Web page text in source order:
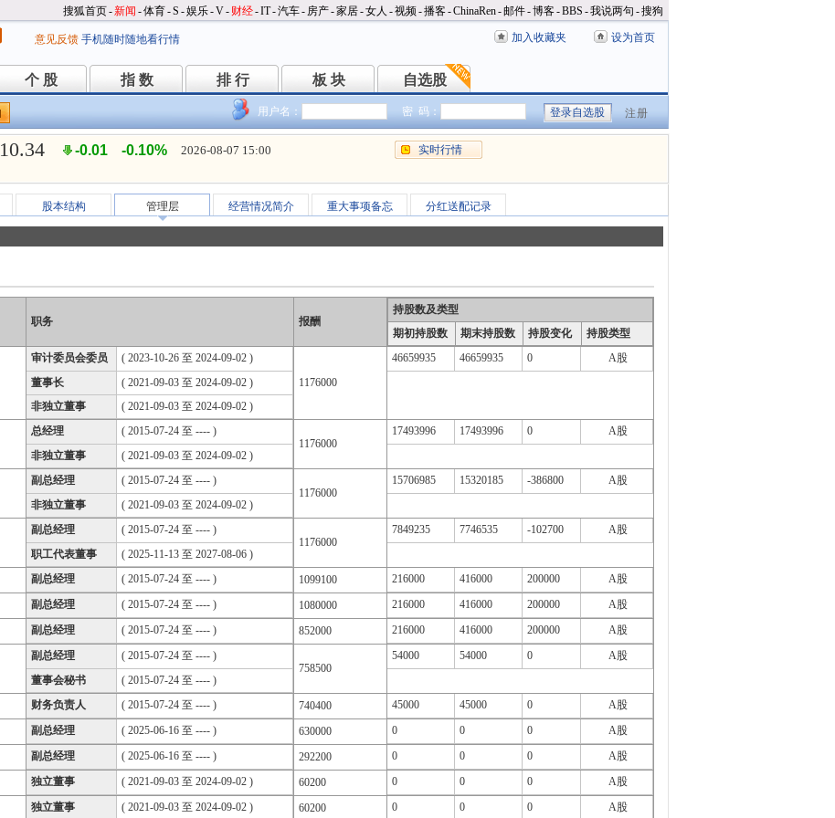
搜狐首页-新闻 -体育-S -娱乐-V- 财经-IT-汽车- 房产-家居-女人 -视频-播客-ChinaRen-邮件-博客-BBS -我说两句 -搜狗
意见反馈 手机随时随地看行情 加入收藏夹 设为首页
个 股
个 股 指 数
指 数 排 行
排 行 板 块
板 块 自选股
自选股
用户名： 密 码： 注册
10.34 -0.01 -0.10% 2026-08-07 15:00 实时行情
股本结构 管理层 经营情况简介 重大事项备忘 分红送配记录
职务 报酬
持股数及类型
期初持股数
期末持股数 持股变化 持股类型
审计委员会委员
( 2023-10-26 至 2024-09-02 )
董事长
( 2021-09-03 至 2024-09-02 )
非独立董事
( 2021-09-03 至 2024-09-02 )
1176000
46659935 46659935 0 A股
总经理
( 2015-07-24 至 ---- )
非独立董事
( 2021-09-03 至 2024-09-02 )
1176000
17493996 17493996 0 A股
副总经理
( 2015-07-24 至 ---- )
非独立董事
( 2021-09-03 至 2024-09-02 )
1176000
15706985 15320185 -386800 A股
副总经理
( 2015-07-24 至 ---- )
职工代表董事
( 2025-11-13 至 2027-08-06 )
1176000
7849235 7746535 -102700 A股
副总经理 ( 2015-07-24 至 ---- ) 1099100 216000 416000 200000 A股
副总经理 ( 2015-07-24 至 ---- ) 1080000 216000 416000 200000 A股
副总经理 ( 2015-07-24 至 ---- ) 852000 216000 416000 200000 A股
副总经理
( 2015-07-24 至 ---- )
董事会秘书
( 2015-07-24 至 ---- )
758500
54000 54000 0 A股
财务负责人 ( 2015-07-24 至 ---- ) 740400 45000 45000 0 A股
副总经理 ( 2025-06-16 至 ---- ) 630000 0 0 0 A股
副总经理 ( 2025-06-16 至 ---- ) 292200 0 0 0 A股
独立董事 ( 2021-09-03 至 2024-09-02 ) 60200 0 0 0 A股
独立董事 ( 2021-09-03 至 2024-09-02 ) 60200 0 0 0 A股